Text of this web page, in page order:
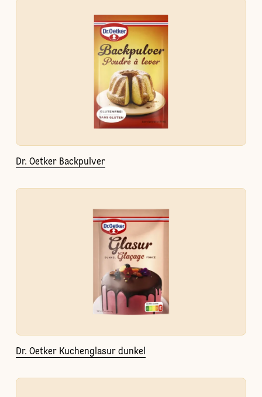
Dr. Oetker Backpulver
Dr. Oetker Kuchenglasur dunkel